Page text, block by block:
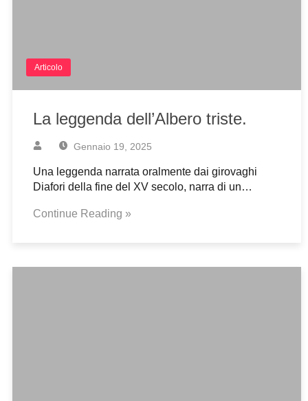
Articolo
La leggenda dell’Albero triste.
Gennaio 19, 2025
Una leggenda narrata oralmente dai girovaghi
Diafori della fine del XV secolo, narra di un…
Continue Reading »